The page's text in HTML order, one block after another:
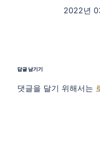
2022년
답글 남기기
댓글을 달기 위해서는